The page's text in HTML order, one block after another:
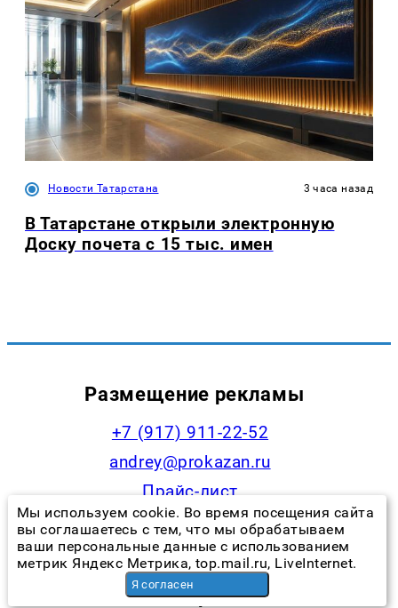
Новости Татарстана 3 часа назад
В Татарстане открыли электронную
Доску почета с 15 тыс. имен
Размещение рекламы
+7 (917) 911-22-52
andrey@prokazan.ru
Прайс-лист
Наши менеджеры
Контакты редакции
Мы используем cookie. Во время посещения сайта
вы соглашаетесь с тем, что мы обрабатываем
ваши персональные данные с использованием
метрик Яндекс Метрика, top.mail.ru, LiveInternet.
Я согласен